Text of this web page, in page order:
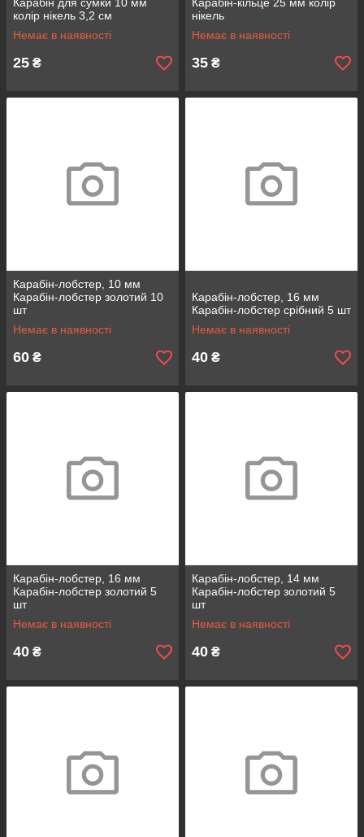
колір нікель 3,2 см
Немає в наявності
25 ₴
нікель
Немає в наявності
35 ₴
Карабін-лобстер, 10 мм
Карабін-лобстер золотий 10
шт
Немає в наявності
60 ₴
Карабін-лобстер, 16 мм
Карабін-лобстер срібний 5 шт
Немає в наявності
40 ₴
Карабін-лобстер, 16 мм
Карабін-лобстер золотий 5
шт
Немає в наявності
40 ₴
Карабін-лобстер, 14 мм
Карабін-лобстер золотий 5
шт
Немає в наявності
40 ₴